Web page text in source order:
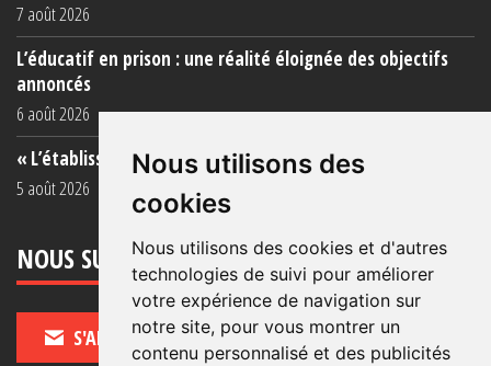
Nous utilisons des
cookies
Nous utilisons des cookies et d'autres
technologies de suivi pour améliorer
votre expérience de navigation sur
notre site, pour vous montrer un
contenu personnalisé et des publicités
7 août 2026
L’éducatif en prison : une réalité éloignée des objectifs
annoncés
6 août 2026
« L’établissement est une porcherie totale »
5 août 2026
NOUS SUIVRE
S'ABONNER